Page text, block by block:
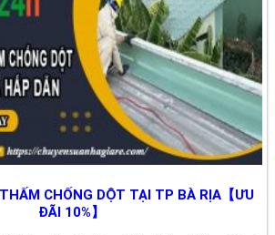
CHỐNG DỘT TẠI TP BÀ RỊA【ƯU
ĐÃI 10%】